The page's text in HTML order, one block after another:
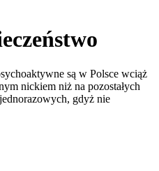
są w Polsce wciąż
nickiem niż na pozostałych
gdyż nie